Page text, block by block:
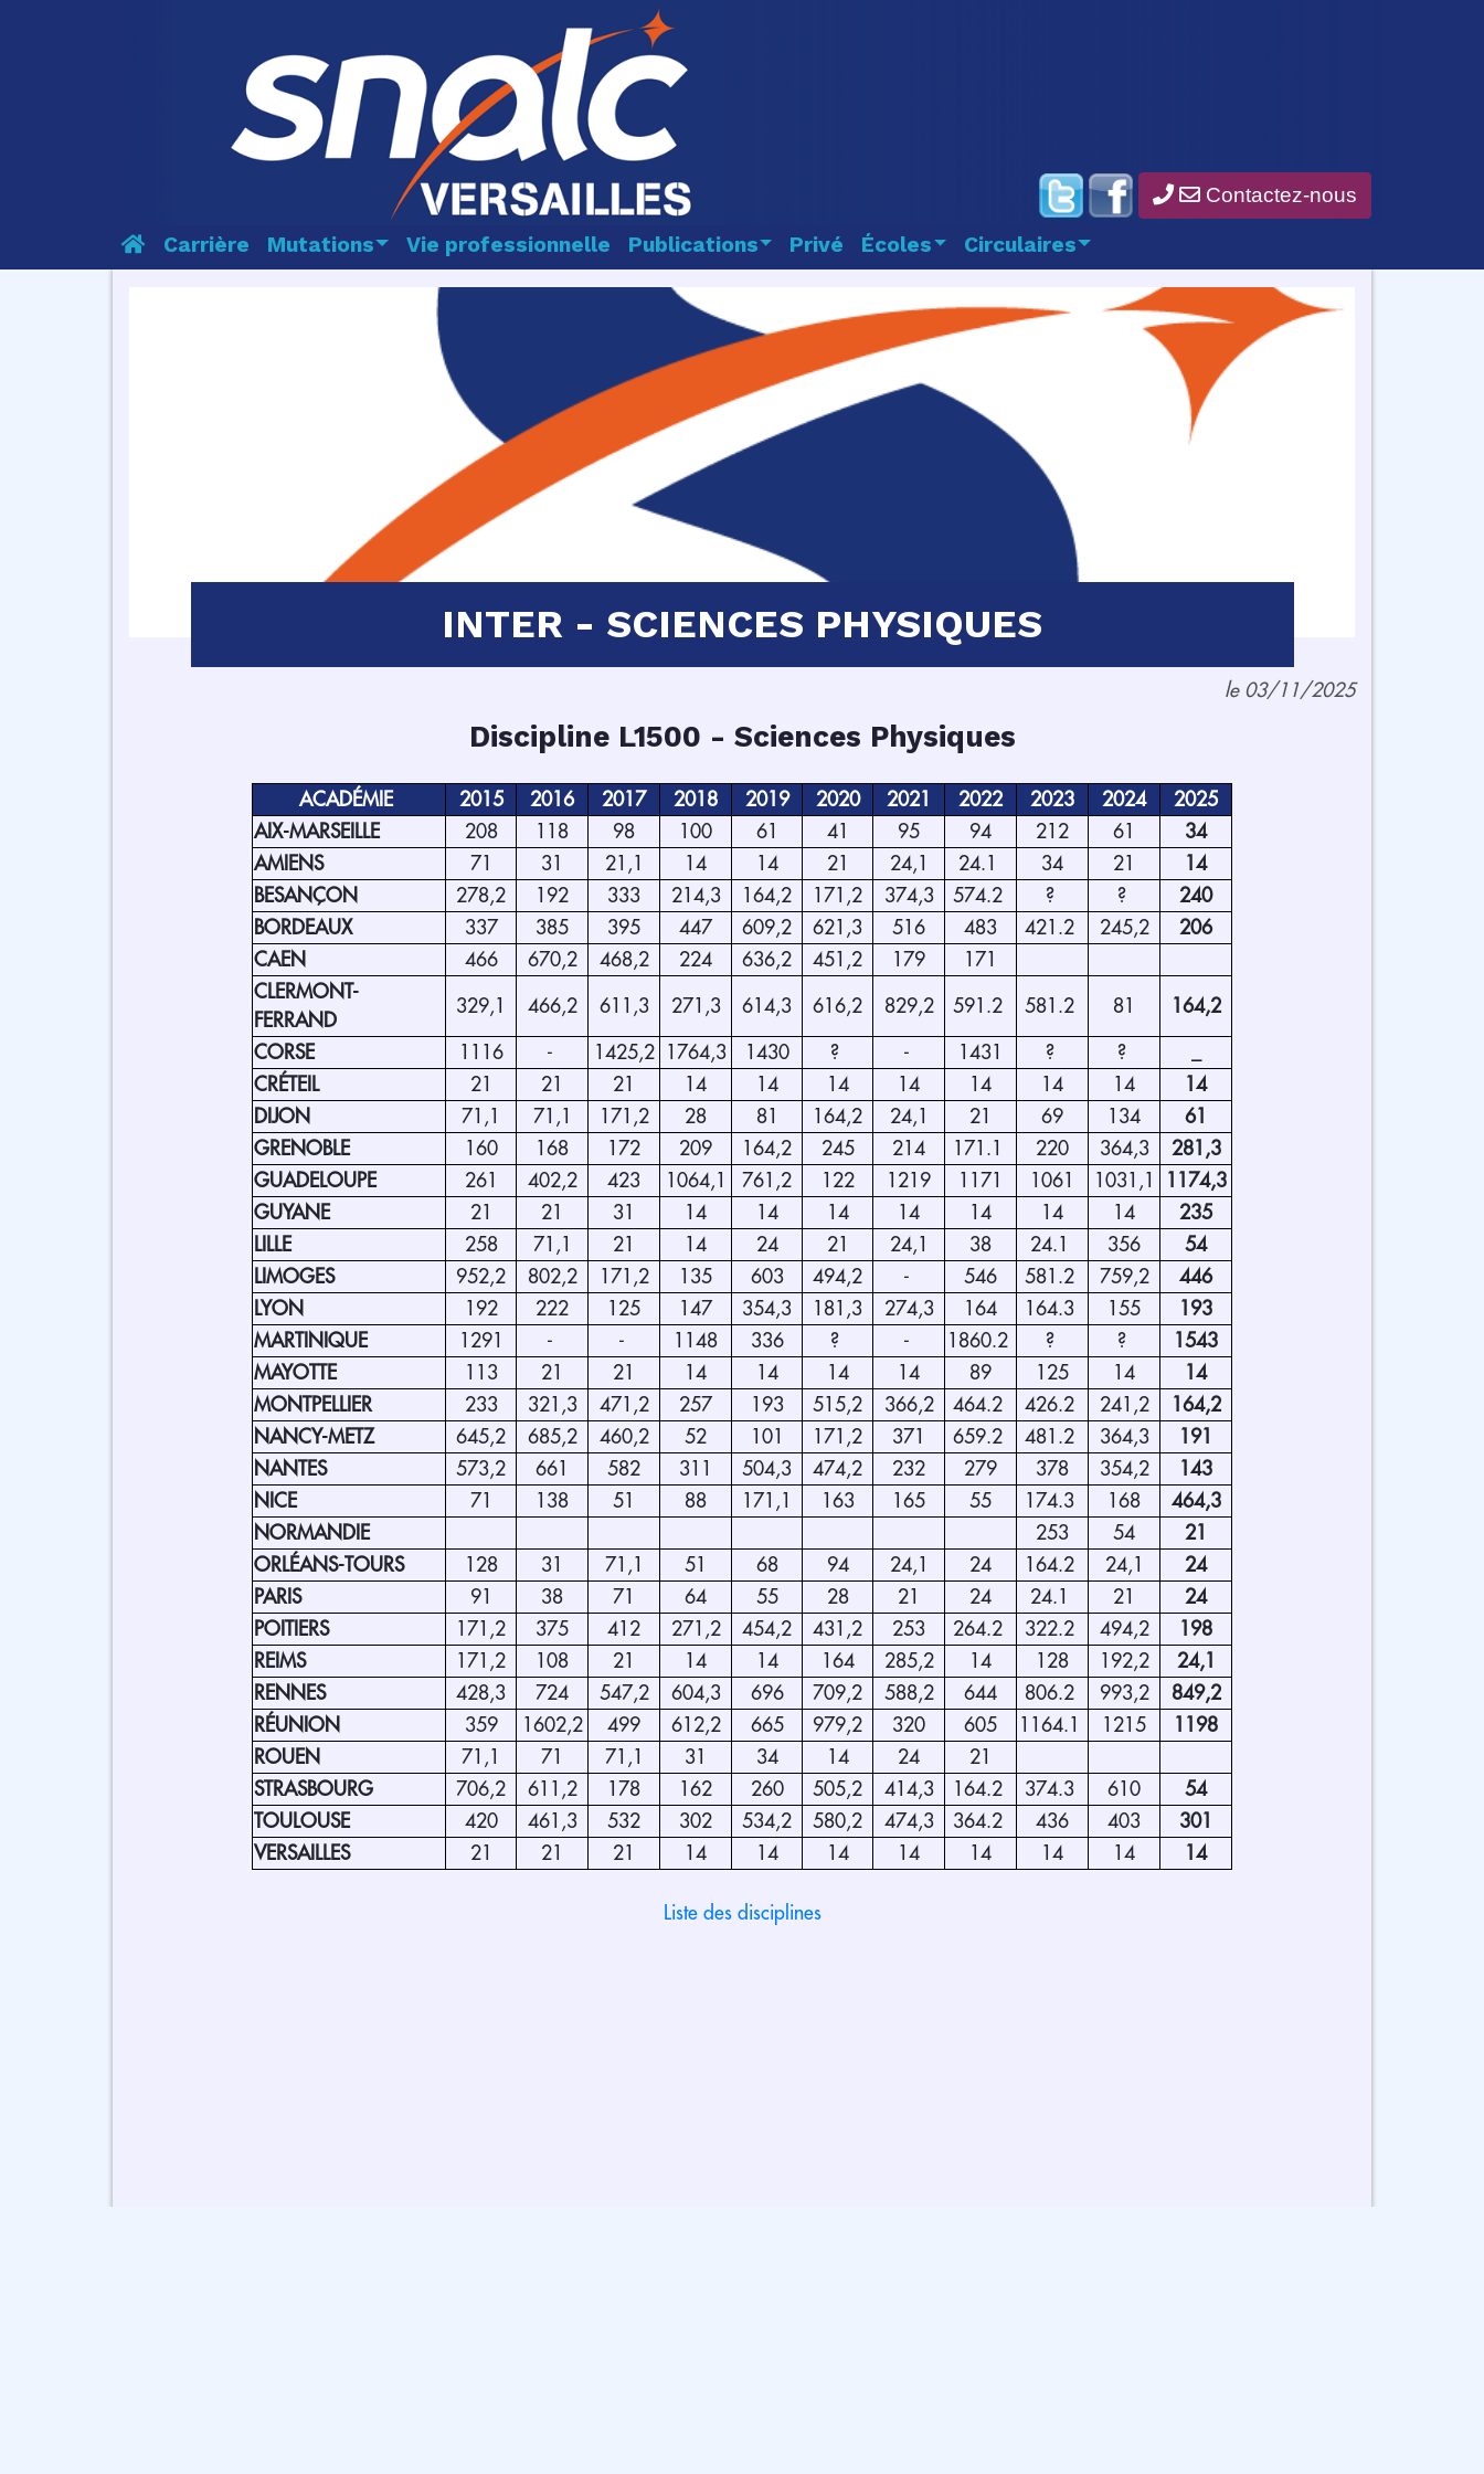
Contactez-nous
Carrière Mutations Vie professionnelle Publications Privé Écoles Circulaires
INTER - SCIENCES PHYSIQUES
le 03/11/2025
Discipline L1500 - Sciences Physiques
ACADÉMIE 2015 2016 2017 2018 2019 2020 2021 2022 2023 2024
2025
AIX-MARSEILLE
208 118 98 100 61 41 95 94 212 61
34
AMIENS
71 31 21,1 14 14 21 24,1 24.1 34 21
14
BESANÇON
278,2 192 333 214,3 164,2 171,2 374,3 574.2 ? ?
240
BORDEAUX
337 385 395 447 609,2 621,3 516 483 421.2 245,2
206
CAEN
466 670,2 468,2 224 636,2 451,2 179
171
CLERMONT-
FERRAND
329,1 466,2 611,3 271,3 614,3 616,2 829,2 591.2 581.2 81 164,2
CORSE 1116 - 1425,2 1764,3 1430 ? - 1431 ? ?
CRÉTEIL
21 21 21 14 14 14 14 14 14 14
14
DIJON
71,1 71,1 171,2 28 81 164,2 24,1 21 69 134
61
GRENOBLE
160 168 172 209 164,2 245 214 171.1 220 364,3
281,3
GUADELOUPE
261 402,2 423 1064,1 761,2 122 1219 1171 1061 1031,1
1174,3
GUYANE
21 21 31 14 14 14 14 14 14 14
235
LILLE
258 71,1 21 14 24 21 24,1 38 24.1 356
54
LIMOGES
952,2 802,2 171,2 135 603 494,2 - 546 581.2 759,2
446
LYON
192 222 125 147 354,3 181,3 274,3 164 164.3 155
193
MARTINIQUE
1291 - - 1148 336 ? - 1860.2 ? ?
1543
MAYOTTE
113 21 21 14 14 14 14 89 125 14
14
MONTPELLIER
233 321,3 471,2 257 193 515,2 366,2 464.2 426.2 241,2
164,2
NANCY-METZ
645,2 685,2 460,2 52 101 171,2 371 659.2 481.2 364,3
191
NANTES
573,2 661 582 311 504,3 474,2 232 279 378 354,2
143
NICE
71 138 51 88 171,1 163 165 55 174.3 168
464,3
NORMANDIE
253 54
21
ORLÉANS-TOURS
128 31 71,1 51 68 94 24,1 24 164.2 24,1
24
PARIS
91 38 71 64 55 28 21 24 24.1 21
24
POITIERS
171,2 375 412 271,2 454,2 431,2 253 264.2 322.2 494,2
198
REIMS
171,2 108 21 14 14 164 285,2 14 128 192,2
24,1
RENNES
428,3 724 547,2 604,3 696 709,2 588,2 644 806.2 993,2
849,2
RÉUNION
359 1602,2 499 612,2 665 979,2 320 605 1164.1 1215
1198
ROUEN
71,1 71 71,1 31 34 14 24
21
STRASBOURG
706,2 611,2 178 162 260 505,2 414,3 164.2 374.3 610
54
TOULOUSE
420 461,3 532 302 534,2 580,2 474,3 364.2 436 403
301
VERSAILLES
21 21 21 14 14 14 14 14 14 14 14
Liste des disciplines